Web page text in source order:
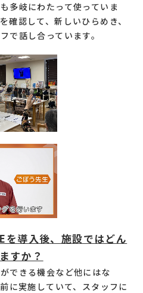
多岐にわたって使っていま
確認して、新しいひらめき、
で話し合っています。
導入後、施設ではどん
すか？
できる機会など他にはな
に実施していて、スタッフに